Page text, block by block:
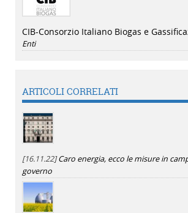
CIB-Consorzio Italiano Biogas e
Enti
ARTICOLI CORRELATI
[16.11.22]Caro energia, ecco le misure in
governo